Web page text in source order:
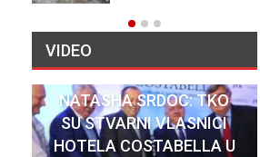
VIDEO
NATASHA SRDOC: TKO
SU STVARNI VLASNICI
HOTELA COSTABELLA U